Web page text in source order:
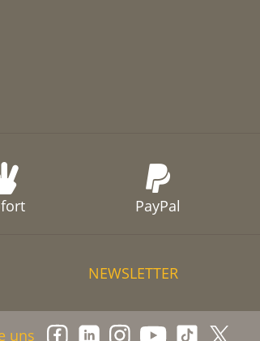
PayPal
NEWSLETTER
uns